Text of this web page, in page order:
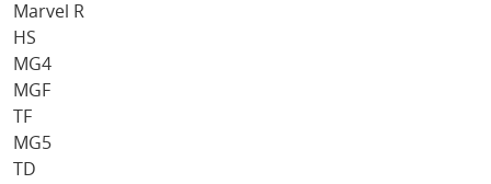
Marvel R
HS
MG4
MGF
TF
MG5
TD